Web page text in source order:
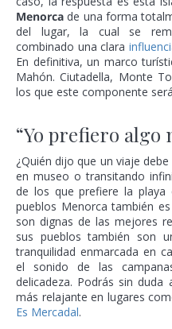
Menorca de una forma
del lugar, la cual se
combinado una clara
En definitiva, un marco
Mahón. Ciutadella, Monte
los que este componente
“Yo prefiero algo
¿Quién dijo que un viaje
en museo o transitando
de los que prefiere la
pueblos Menorca también
son dignas de las mejores
sus pueblos también son
tranquilidad enmarcada en
el sonido de las
delicadeza. Podrás sin duda
más relajante en lugares
Es Mercadal.